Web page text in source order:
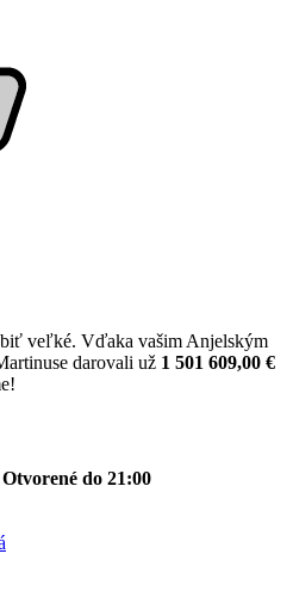
veľké. Vďaka vašim Anjelským
darovali už 1 501 609,00 €
Otvorené do 21:00